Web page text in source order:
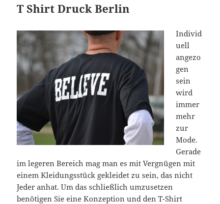
T Shirt Druck Berlin
Individ
uell
angezo
gen
sein
wird
immer
mehr
zur
Mode.
Gerade
im legeren Bereich mag man es mit Vergnügen mit
einem Kleidungsstück gekleidet zu sein, das nicht
Jeder anhat. Um das schließlich umzusetzen
benötigen Sie eine Konzeption und den T-Shirt